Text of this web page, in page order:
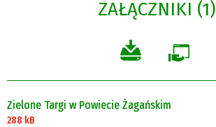
ZAŁĄCZNIKI (1)
Zielone Targi w Powiecie Żagańskim
288 kB